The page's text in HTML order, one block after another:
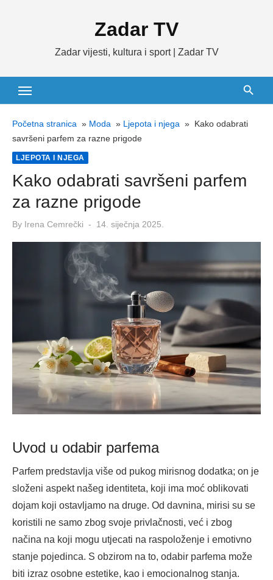
Zadar TV
Zadar vijesti, kultura i sport | Zadar TV
Početna stranica » Moda » Ljepota i njega » Kako odabrati
savršeni parfem za razne prigode
LJEPOTA I NJEGA
Kako odabrati savršeni parfem
za razne prigode
By Irena Cemrečki
Posted
14. siječnja 2025.
Uvod u odabir parfema
Parfem predstavlja više od pukog mirisnog dodatka; on je
složeni aspekt našeg identiteta, koji ima moć oblikovati
dojam koji ostavljamo na druge. Od davnina, mirisi su se
koristili ne samo zbog svoje privlačnosti, već i zbog
načina na koji mogu utjecati na raspoloženje i emotivno
stanje pojedinca. S obzirom na to, odabir parfema može
biti izraz osobne estetike, kao i emocionalnog stanja.